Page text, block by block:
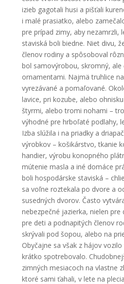
izieb gagotali husi a pišťali
i malé prasiatko, alebo
pre prípad zimy, aby nezamrzli,
staviská boli biedne. Niet divu,
členov rodiny a spôsoboval
bol samovýrobou, skromný, ale
ornamentami. Najmä truhlice
vyrezávané a pomaľované.
lavice, pri kozube, alebo
štyrmi, alebo tromi nohami –
výhodné pre hrboľaté podlahy,
Izba slúžila i na priadky a
výrobkov – košikárstvo, tkanie
handier, výrobu konopného
mútenie masla a iné domáce
boli hospodárske staviská –
sa voľne roztekala po dvore a
susedných dvorov. Často
nebezpečné jazierka, nielen
pre deti a podnapitých členov
skrývali pod šopou, alebo na
Obyčajne sa však z hájov
krátko spotrebovalo.
zimných mesiacoch na vlastne
ktoré sami ťahali, v lete na